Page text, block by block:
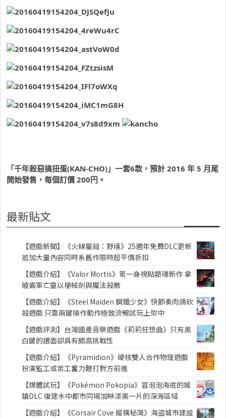
「千年殺惡搞扭蛋(KAN-CHO)」一套6款，預計 2016 年 5 月尾
開始發售，每個訂價 200円。
最新貼文
【遊戲新聞】《火線獵殺：野境》25週年免費DLC更新
追加大量內容同時系舊作限時超平價折扣
【遊戲介紹】《Valor Mortis》第一身視點類魂新作 拿
破崙軍亡靈以槍械劍與魔法殺敵
【遊戲介紹】《Steel Maiden 鋼鐵少女》快節奏肉鴿砍
殺遊戲 只靠兩鍵操作動作極致流暢試玩上架中
【遊戲評測】台灣國產音樂遊戲《莉莉狂想曲》只有黑
白鍵的譜面卻具有頗高挑戰性
【遊戲介紹】《Pyramidion》硬核雙人合作物理遊戲
扮演監工或苦工奮力鞭打對方前進
【媒體試玩】《Pokémon Pokopia》冒泡泡海底的城
鎮DLC 復建水中都市同場加映漆黑一片的深海區域
【遊戲介紹】《Corsair Cove 縱橫秘灣》海盜城市建設